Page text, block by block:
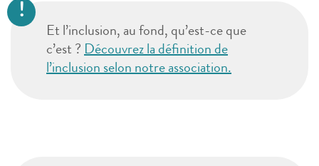
Et l’inclusion, au fond, qu’est-ce que
c’est ? Découvrez la définition de
l’inclusion selon notre association.